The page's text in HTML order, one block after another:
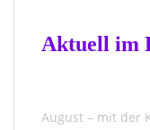
Aktuell im
August – mit der